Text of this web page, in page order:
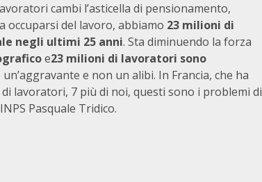
cambi l’asticella di pensionamento,
occuparsi del lavoro, abbiamo 23 milioni di
negli ultimi 25 anni. Sta diminuendo la forza
e23 milioni di lavoratori sono
e non un alibi. In Francia, che ha
lavoratori, 7 più di noi, questi sono i problemi di
Pasquale Tridico.